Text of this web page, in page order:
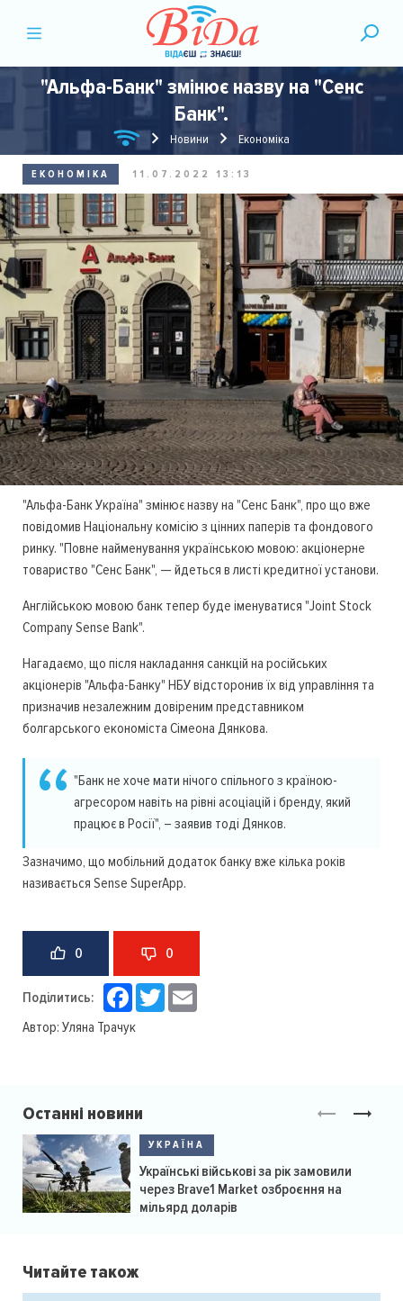
"Альфа-Банк" змінює назву на "Сенс
Банк".
Новини Економіка
ЕКОНОМІКА 11.07.2022 13:13
"Альфа-Банк Україна" змінює назву на "Сенс Банк", про що вже
повідомив Національну комісію з цінних паперів та фондового
ринку. "Повне найменування українською мовою: акціонерне
товариство "Сенс Банк", — йдеться в листі кредитної установи.
Англійською мовою банк тепер буде іменуватися "Joint Stock
Company Sense Bank".
Нагадаємо, що після накладання санкцій на російських
акціонерів "Альфа-Банку" НБУ відсторонив їх від управління та
призначив незалежним довіреним представником
болгарського економіста Сімеона Дянкова.
"Банк не хоче мати нічого спільного з країною-
агресором навіть на рівні асоціацій і бренду, який
працює в Росії", – заявив тоді Дянков.
Зазначимо, що мобільний додаток банку вже кілька років
називається Sense SuperApp.
0 0
Поділитись: Facebook
Twitter
Автор: Уляна Трачук
Останні новини
УКРАЇНА
Українські військові за рік замовили
через Brave1 Market озброєння на
мільярд доларів
Читайте також